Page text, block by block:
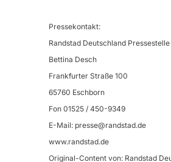
Pressekontakt:
Randstad Deutschland Pressestelle
Bettina Desch
Frankfurter Straße 100
65760 Eschborn
Fon 01525 / 450-9349
E-Mail: presse@randstad.de
www.randstad.de
Original-Content von: Randstad